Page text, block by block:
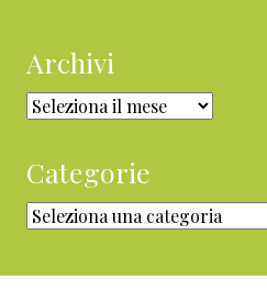
Archivi
Archivi
Categorie
Categorie